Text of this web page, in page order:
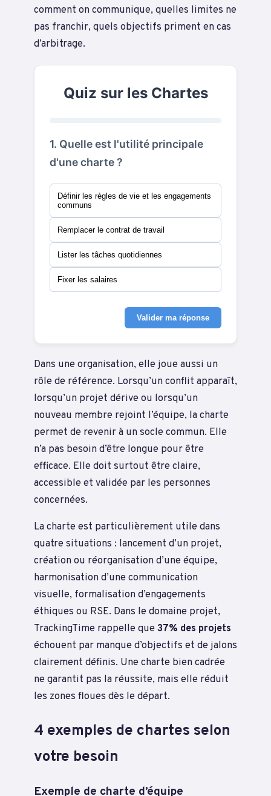
comment on communique, quelles limites ne
pas franchir, quels objectifs priment en cas
d’arbitrage.
Quiz sur les Chartes
1. Quelle est l'utilité principale
d'une charte ?
Définir les règles de vie et les engagements
communs
Remplacer le contrat de travail
Lister les tâches quotidiennes
Fixer les salaires
Valider ma réponse
Dans une organisation, elle joue aussi un
rôle de référence. Lorsqu’un conflit apparaît,
lorsqu’un projet dérive ou lorsqu’un
nouveau membre rejoint l’équipe, la charte
permet de revenir à un socle commun. Elle
n’a pas besoin d’être longue pour être
efficace. Elle doit surtout être claire,
accessible et validée par les personnes
concernées.
La charte est particulièrement utile dans
quatre situations : lancement d’un projet,
création ou réorganisation d’une équipe,
harmonisation d’une communication
visuelle, formalisation d’engagements
éthiques ou RSE. Dans le domaine projet,
TrackingTime rappelle que37% des projets
échouent par manque d’objectifs et de jalons
clairement définis. Une charte bien cadrée
ne garantit pas la réussite, mais elle réduit
les zones floues dès le départ.
4 exemples de chartes selon
votre besoin
Exemple de charte d’équipe